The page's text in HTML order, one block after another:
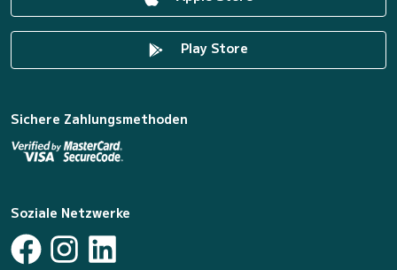
Play Store
Sichere Zahlungsmethoden
Soziale Netzwerke